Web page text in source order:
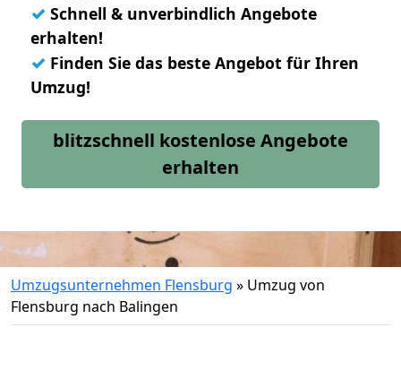
✓ Schnell & unverbindlich Angebote
erhalten!
✓ Finden Sie das beste Angebot für Ihren
Umzug!
blitzschnell kostenlose Angebote
erhalten
Umzugsunternehmen Flensburg » Umzug von
Flensburg nach Balingen